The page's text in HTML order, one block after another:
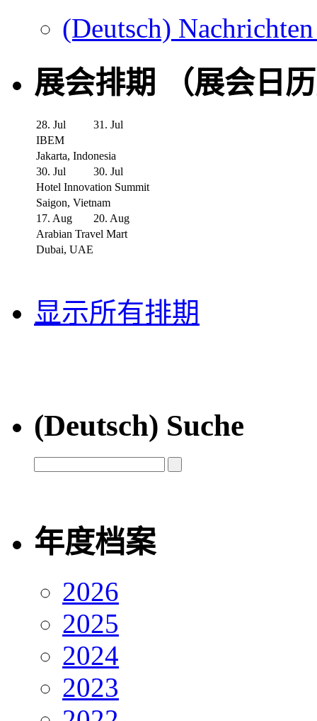
(Deutsch)
展会排期 （展会日
28. Jul
31. Jul
IBEM
Jakarta, Indonesia
30. Jul
30. Jul
Hotel Innovation Summit
Saigon, Vietnam
17. Aug
20. Aug
Arabian Travel Mart
Dubai, UAE
显示所有排期
(Deutsch) Suche
年度档案
2026
2025
2024
2023